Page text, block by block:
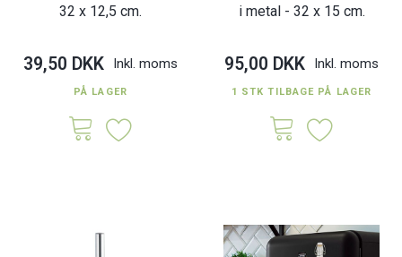
32 x 12,5 cm.
39,50 DKK Inkl. moms
PÅ LAGER
i metal - 32 x 15 cm.
95,00 DKK Inkl. moms
1 STK TILBAGE PÅ LAGER